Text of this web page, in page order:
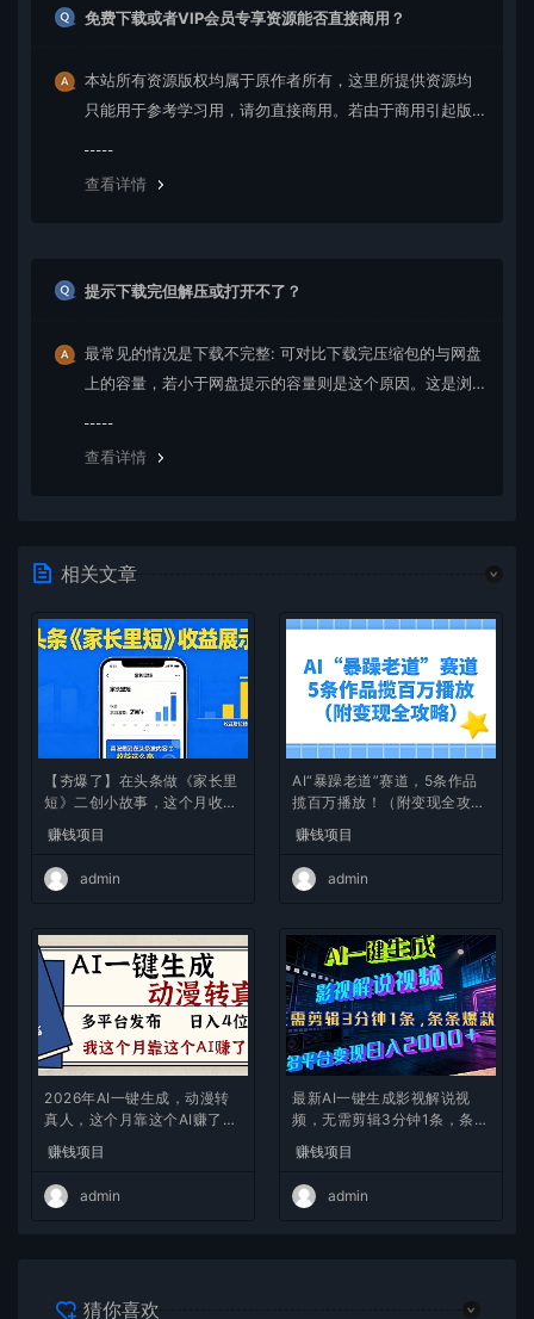
免费下载或者VIP会员专享资源能否直接商用？
本站所有资源版权均属于原作者所有，这里所提供资源均
只能用于参考学习用，请勿直接商用。若由于商用引起版
查看详情
提示下载完但解压或打开不了？
最常见的情况是下载不完整: 可对比下载完压缩包的与网盘
上的容量，若小于网盘提示的容量则是这个原因。这是浏
查看详情
相关文章
【夯爆了】在头条做《家长里
短》二创小故事，这个月收益
2w+
赚钱项目
admin
AI“暴躁老道”赛道，5条作品
揽百万播放！（附变现全攻
略）
赚钱项目
admin
2026年AI一键生成，动漫转
真人，这个月靠这个AI赚了2
赚钱项目
admin
最新AI一键生成影视解说视
频，无需剪辑3分钟1条，条条
+
赚钱项目
admin
猜你喜欢